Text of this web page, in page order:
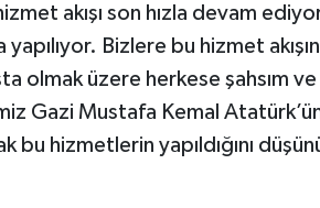
akışı son hızla devam
yapılıyor. Bizlere bu hizmet
olmak üzere herkese şahsım
Gazi Mustafa Kemal
bu hizmetlerin yapıldığını